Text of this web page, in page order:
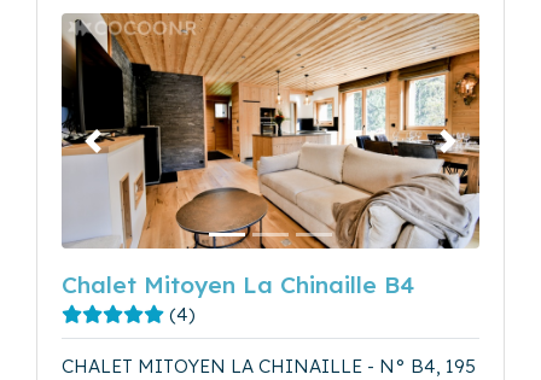
Précédent Suivant
Chalet Mitoyen La Chinaille B4
(4)
CHALET MITOYEN LA CHINAILLE - N° B4, 195